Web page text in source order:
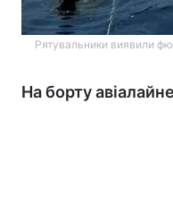
Рятувальники виявили
На борту